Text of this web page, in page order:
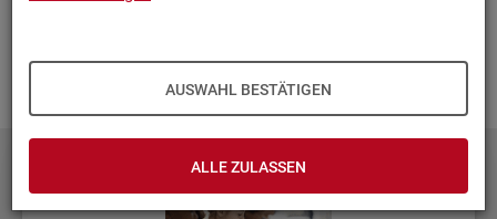
AUSWAHL BESTÄTIGEN
ALLE ZULASSEN
das gern in un­se­re Pla­nun­gen auf.